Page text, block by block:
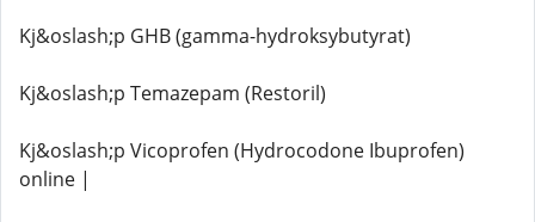
Kj&oslash;p GHB (gamma-hydroksybutyrat)
Kj&oslash;p Temazepam (Restoril)
Kj&oslash;p Vicoprofen (Hydrocodone Ibuprofen)
online |